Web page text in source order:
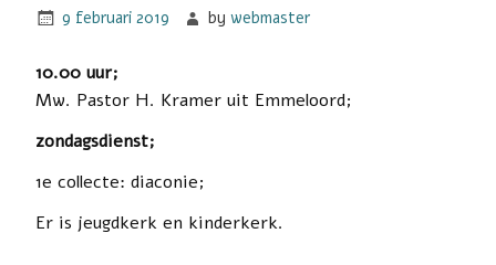
9 februari 2019 bywebmaster
10.00 uur;
Mw. Pastor H. Kramer uit Emmeloord;
zondagsdienst;
1e collecte: diaconie;
Er is jeugdkerk en kinderkerk.